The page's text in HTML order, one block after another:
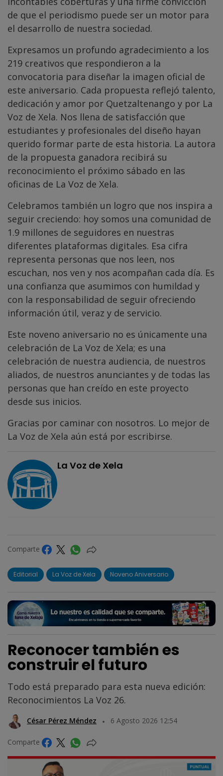
de que el periodismo puede ser un motor para
el desarrollo de nuestra sociedad.
Expresamos un profundo agradecimiento a los
219 creativos que respondieron a la
convocatoria para diseñar la imagen oficial de
este aniversario. Cada propuesta reflejó talento,
dedicación y amor por Quetzaltenango y por La
Voz de Xela. Nos llena de satisfacción que
estudiantes y profesionales del diseño hayan
querido formar parte de esta historia. La autora
de la propuesta ganadora recibirá su
reconocimiento el próximo sábado en las
oficinas de La Voz de Xela.
Celebramos también un logro que nos inspira a
seguir creciendo: hoy somos una comunidad de
1.9 millones de seguidores en nuestras
diferentes plataformas digitales. Esa cifra
representa personas que nos leen, nos
escuchan, nos ven y nos acompañan cada día. Es
una confianza que asumimos con humildad y
con la responsabilidad de seguir ofreciendo
información útil, veraz y de servicio.
Este noveno aniversario no es únicamente una
celebración de La Voz de Xela; es una
celebración de nuestra audiencia, de nuestros
aliados, de nuestros anunciantes y de todas las
personas que han creído en este proyecto
desde sus inicios.
Gracias por caminar con nosotros. Lo mejor de
La Voz de Xela aún está por escribirse.
La Voz de Xela
Comparte
Editorial La Voz de Xela Noveno Aniversario
Reconocer también es
construir el futuro
Todo está preparado para esta nueva edición:
Reconocimientos La Voz 26.
César Pérez Méndez 6 Agosto 2026 12:54
Comparte